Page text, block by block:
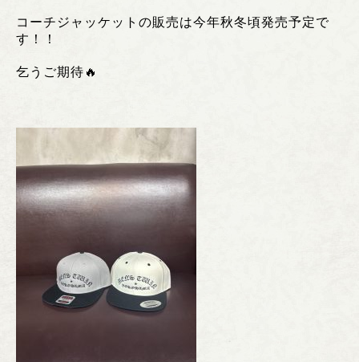
コーチジャッケットの販売は今年秋冬頃発売予定で
す！！
乞うご期待🔥